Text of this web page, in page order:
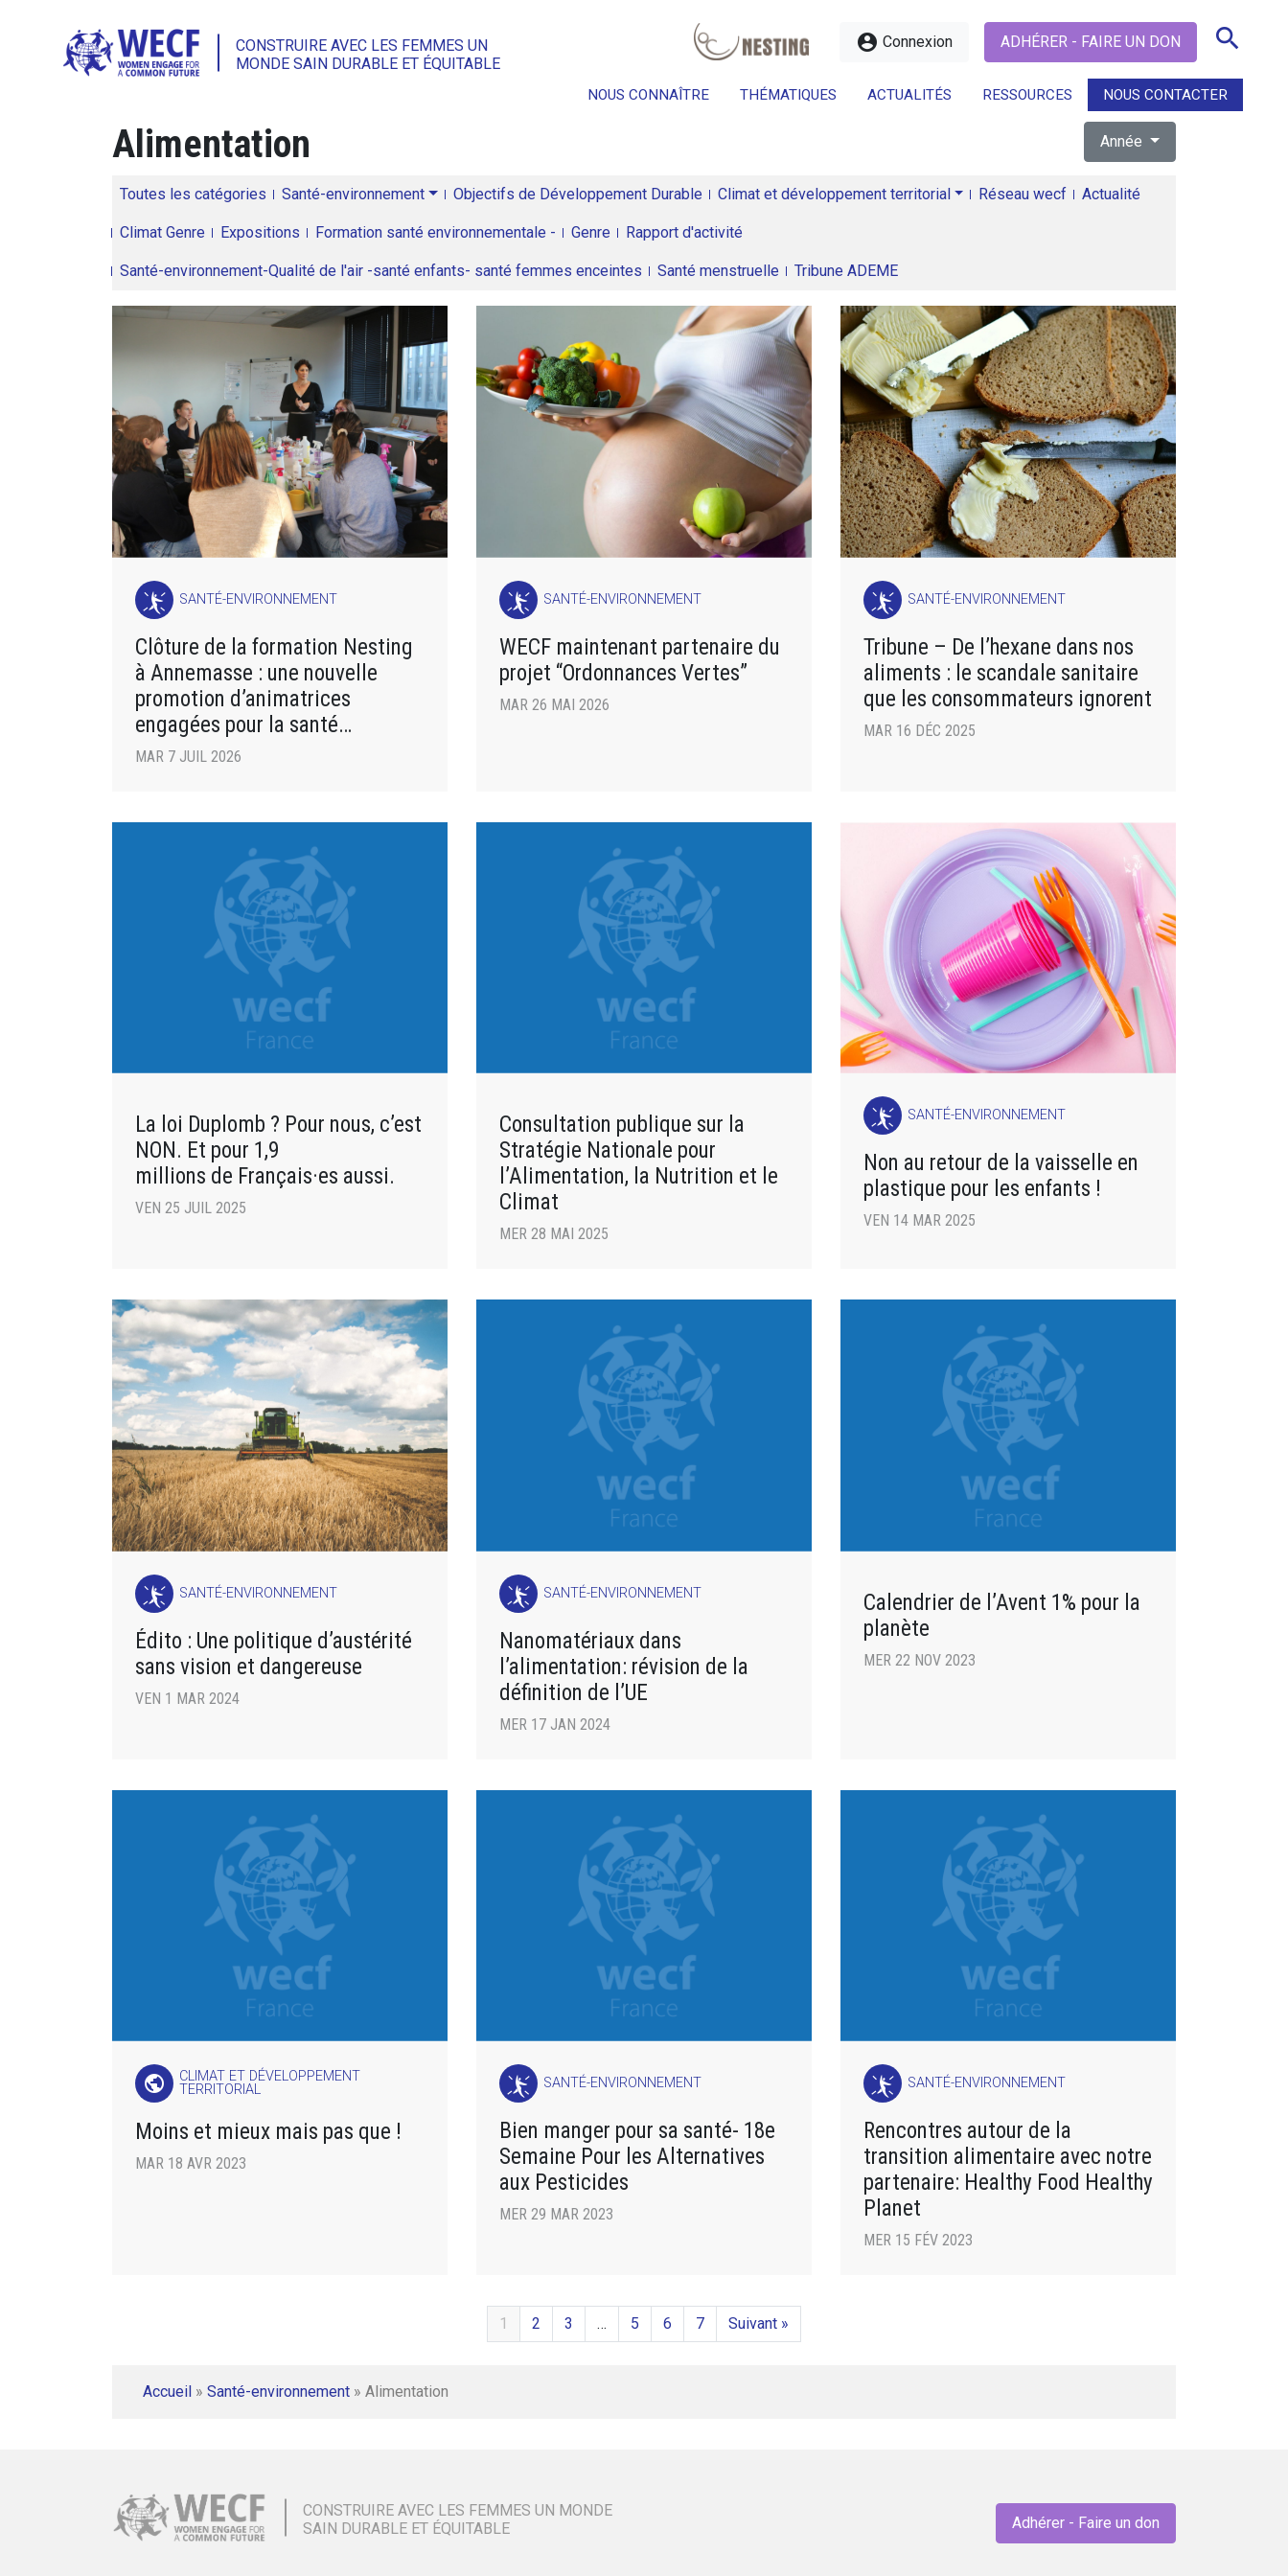
CONSTRUIRE AVEC LES FEMMES UN
MONDE SAIN DURABLE ET ÉQUITABLE
account_circle Connexion ADHÉRER - FAIRE UN DON search
NOUS CONNAÎTRE THÉMATIQUES ACTUALITÉS RESSOURCES NOUS CONTACTER
search
Alimentation Année
Toutes les catégories Santé-environnement Objectifs de Développement Durable Climat et développement territorial Réseau wecf Actualité
Climat Genre Expositions Formation santé environnementale - Genre Rapport d'activité
Santé-environnement-Qualité de l'air -santé enfants- santé femmes enceintes Santé menstruelle Tribune ADEME
SANTÉ-ENVIRONNEMENT
Clôture de la formation Nesting
à Annemasse : une nouvelle
promotion d’animatrices
engagées pour la santé
environnementale
MAR 7 JUIL 2026
SANTÉ-ENVIRONNEMENT
WECF maintenant partenaire du
projet “Ordonnances Vertes”
MAR 26 MAI 2026
SANTÉ-ENVIRONNEMENT
Tribune – De l’hexane dans nos
aliments : le scandale sanitaire
que les consommateurs ignorent
MAR 16 DÉC 2025
La loi Duplomb ? Pour nous, c’est
NON. Et pour 1,9
millions de Français·es aussi.
VEN 25 JUIL 2025
Consultation publique sur la
Stratégie Nationale pour
l’Alimentation, la Nutrition et le
Climat
MER 28 MAI 2025
SANTÉ-ENVIRONNEMENT
Non au retour de la vaisselle en
plastique pour les enfants !
VEN 14 MAR 2025
SANTÉ-ENVIRONNEMENT
Édito : Une politique d’austérité
sans vision et dangereuse
VEN 1 MAR 2024
SANTÉ-ENVIRONNEMENT
Nanomatériaux dans
l’alimentation: révision de la
définition de l’UE
MER 17 JAN 2024
Calendrier de l’Avent 1% pour la
planète
MER 22 NOV 2023
public
CLIMAT ET DÉVELOPPEMENT
TERRITORIAL
Moins et mieux mais pas que !
MAR 18 AVR 2023
SANTÉ-ENVIRONNEMENT
Bien manger pour sa santé- 18e
Semaine Pour les Alternatives
aux Pesticides
MER 29 MAR 2023
SANTÉ-ENVIRONNEMENT
Rencontres autour de la
transition alimentaire avec notre
partenaire: Healthy Food Healthy
Planet
MER 15 FÉV 2023
1 2 3 … 5 6 7 Suivant »
Accueil » Santé-environnement » Alimentation
CONSTRUIRE AVEC LES FEMMES UN MONDE
SAIN DURABLE ET ÉQUITABLE
Adhérer - Faire un don